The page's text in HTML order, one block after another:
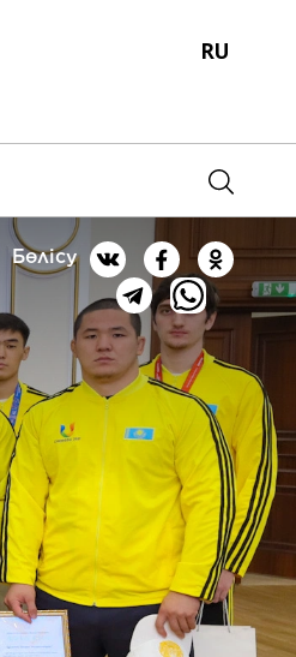
RU
Бөлісу